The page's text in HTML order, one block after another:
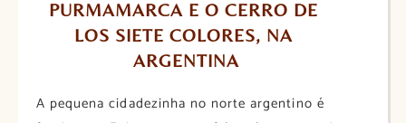
PURMAMARCA E O CERRO DE
LOS SIETE COLORES, NA
ARGENTINA
A pequena cidadezinha no norte argentino é